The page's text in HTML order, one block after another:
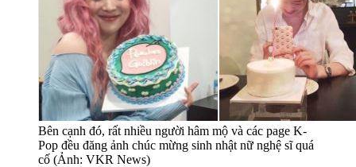
Bên cạnh đó, rất nhiều người hâm mộ và các page K-
Pop đều đăng ảnh chúc mừng sinh nhật nữ nghệ sĩ quá
cố (Ảnh: VKR News)